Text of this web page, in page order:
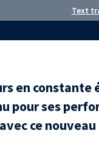
Text
en
pour ses
ce